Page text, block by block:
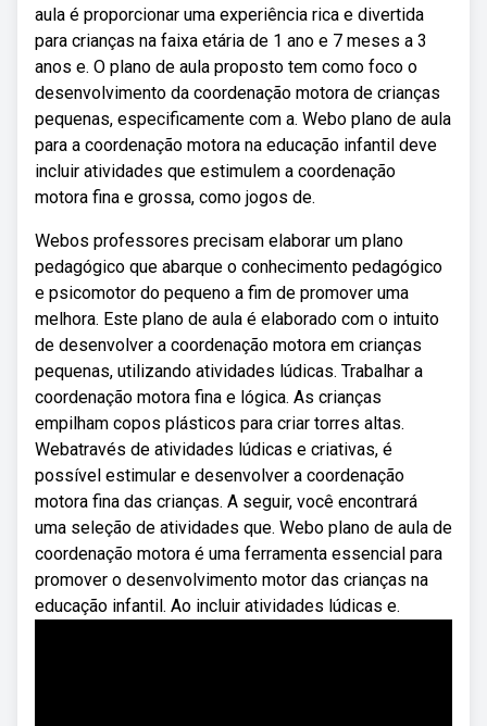
aula é proporcionar uma experiência rica e divertida
para crianças na faixa etária de 1 ano e 7 meses a 3
anos e. O plano de aula proposto tem como foco o
desenvolvimento da coordenação motora de crianças
pequenas, especificamente com a. Webo plano de aula
para a coordenação motora na educação infantil deve
incluir atividades que estimulem a coordenação
motora fina e grossa, como jogos de.
Webos professores precisam elaborar um plano
pedagógico que abarque o conhecimento pedagógico
e psicomotor do pequeno a fim de promover uma
melhora. Este plano de aula é elaborado com o intuito
de desenvolver a coordenação motora em crianças
pequenas, utilizando atividades lúdicas. Trabalhar a
coordenação motora fina e lógica. As crianças
empilham copos plásticos para criar torres altas.
Webatravés de atividades lúdicas e criativas, é
possível estimular e desenvolver a coordenação
motora fina das crianças. A seguir, você encontrará
uma seleção de atividades que. Webo plano de aula de
coordenação motora é uma ferramenta essencial para
promover o desenvolvimento motor das crianças na
educação infantil. Ao incluir atividades lúdicas e.